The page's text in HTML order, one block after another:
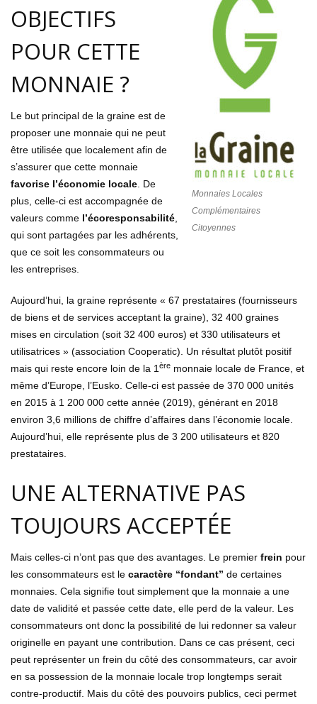
Monnaies Locales
Complémentaires
Citoyennes
OBJECTIFS
POUR CETTE
MONNAIE ?
Le but principal de la graine est de
proposer une monnaie qui ne peut
être utilisée que localement afin de
s’assurer que cette monnaie
favorise l’économie locale. De
plus, celle-ci est accompagnée de
valeurs comme l’écoresponsabilité,
qui sont partagées par les adhérents,
que ce soit les consommateurs ou
les entreprises.
Aujourd’hui, la graine représente « 67 prestataires (fournisseurs
de biens et de services acceptant la graine), 32 400 graines
mises en circulation (soit 32 400 euros) et 330 utilisateurs et
utilisatrices » (association Cooperatic). Un résultat plutôt positif
mais qui reste encore loin de la 1ère monnaie locale de France, et
même d’Europe, l’Eusko. Celle-ci est passée de 370 000 unités
en 2015 à 1 200 000 cette année (2019), générant en 2018
environ 3,6 millions de chiffre d’affaires dans l’économie locale.
Aujourd’hui, elle représente plus de 3 200 utilisateurs et 820
prestataires.
UNE ALTERNATIVE PAS
TOUJOURS ACCEPTÉE
Mais celles-ci n’ont pas que des avantages. Le premier frein pour
les consommateurs est le caractère “fondant” de certaines
monnaies. Cela signifie tout simplement que la monnaie a une
date de validité et passée cette date, elle perd de la valeur. Les
consommateurs ont donc la possibilité de lui redonner sa valeur
originelle en payant une contribution. Dans ce cas présent, ceci
peut représenter un frein du côté des consommateurs, car avoir
en sa possession de la monnaie locale trop longtemps serait
contre-productif. Mais du côté des pouvoirs publics, ceci permet